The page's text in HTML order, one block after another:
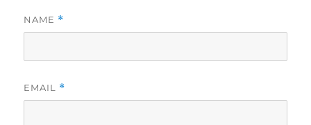
NAME *
EMAIL *